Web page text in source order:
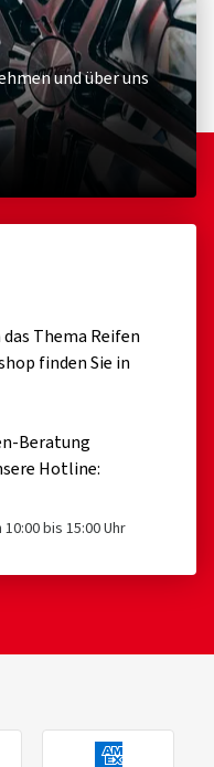
und über uns
Thema Reifen
finden Sie in
Beratung
Hotline:
bis 15:00 Uhr